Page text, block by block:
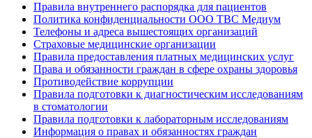
Правила внутреннего распорядка для пациентов
Политика конфиденциальности ООО ТВС Медиум
Телефоны и адреса вышестоящих организаций
Страховые медицинские организации
Правила предоставления платных медицинских услуг
Права и обязанности граждан в сфере охраны здоровья
Противодействие коррупции
Правила подготовки к диагностическим исследованиям
в стоматологии
Правила подготовки к лабораторным исследованиям
Информация о правах и обязанностях граждан